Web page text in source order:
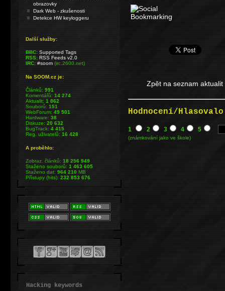
Zpět na seznam aktualit
Hodnocení/
1 2 3 4 5
(známkování jako ve škole)
obrazovky
Dark Web - zkušenosti
Detekce HW keyloggeru
Další služby:
BBC: Supported Tags
RSS: RSS Feeds v2.0
IRC: #soom(irc.2600.net)
Na SOOM.cz je:
Článků:991
Komentářů:14 274
Aktualit:1 862
Souborů:151
WebForum:49 501
Hardware:38
Diskuze:20 632
BugTrack:4 415
Reg. uživatelů:16 428
A proběhlo:
Zobraz. článků:18 256 949
Staženo souborů:1 463 605
Staženo dat:964 210MB
Přístupy (hits):232 853 676
Hacking keywords